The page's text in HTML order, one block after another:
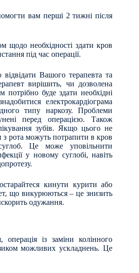
вам перші 2 тижні після
щодо необхідності здати кров
під час операції.
Вашого терапевта та
вирішить, чи дозволена
буде здати необхідні
електрокардіограма
типу наркозу. Проблеми
перед операцією. Також
зубів. Якщо цього не
з рота можуть потрапити в кров
Це може уповільнити
у новому суглобі, навіть
кинути курити або
що викурюються – це знизить
одужання.
операція із заміни колінного
можливих ускладнень. Це